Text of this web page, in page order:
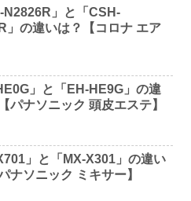
N2826R」と「CSH-
」の違いは？【コロナ エア
」と「EH-HE9G」の違
パナソニック 頭皮エステ】
」と「MX-X301」の違い
ナソニック ミキサー】